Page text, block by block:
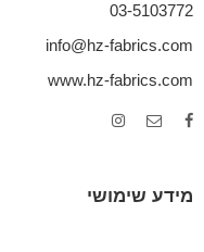
03-5103772
info@hz-fabrics.com
www.hz-fabrics.com
מידע שימושי